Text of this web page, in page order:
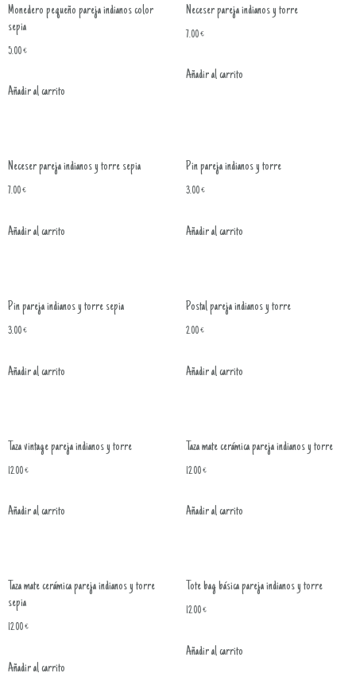
Monedero pequeño pareja indianos color
sepia
5.00€
Añadir al carrito
Neceser pareja indianos y torre
7.00€
Añadir al carrito
Neceser pareja indianos y torre sepia
7.00€
Añadir al carrito
Pin pareja indianos y torre
3.00€
Añadir al carrito
Pin pareja indianos y torre sepia
3.00€
Añadir al carrito
Postal pareja indianos y torre
2.00€
Añadir al carrito
Taza vintage pareja indianos y torre
12.00€
Añadir al carrito
Taza mate cerámica pareja indianos y torre
12.00€
Añadir al carrito
Taza mate cerámica pareja indianos y torre
sepia
12.00€
Añadir al carrito
Tote bag básica pareja indianos y torre
12.00€
Añadir al carrito